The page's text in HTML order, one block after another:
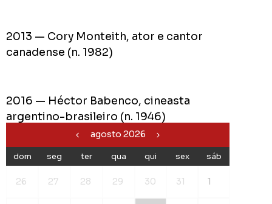
2013 — Cory Monteith, ator e cantor
canadense (n. 1982)
2016 — Héctor Babenco, cineasta
argentino-brasileiro (n. 1946)
agosto 2026
dom seg ter qua qui sex sáb
26 27 28 29 30 31 1